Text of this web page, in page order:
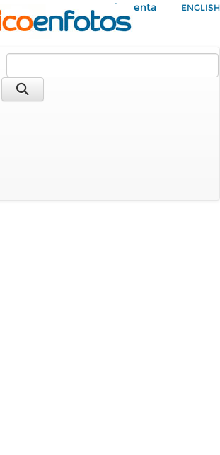
Mi Cuenta ENGLISH